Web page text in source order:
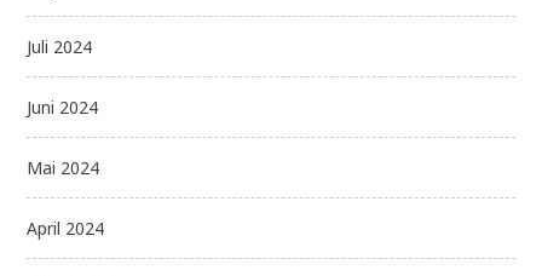
Juli 2024
Juni 2024
Mai 2024
April 2024